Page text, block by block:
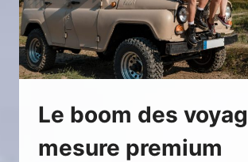
Le boom des
mesure premium